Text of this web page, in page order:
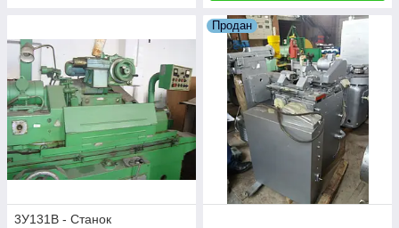
3У131В - Станок
Продан